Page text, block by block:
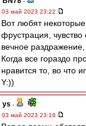
03 май 2023 23:22
Вот любят
фрустрация, чувство
вечное
Когда все гораздо
нравится то, во что
Y:))
ys -
03 май 2023 23:16